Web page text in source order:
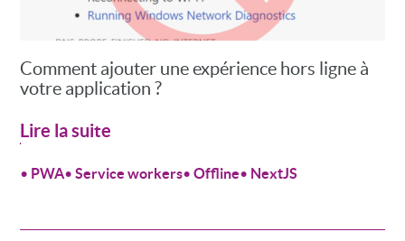
Comment ajouter une expérience hors ligne à
votre application ?
Lire la suite
• PWA•Service workers•Offline• NextJS